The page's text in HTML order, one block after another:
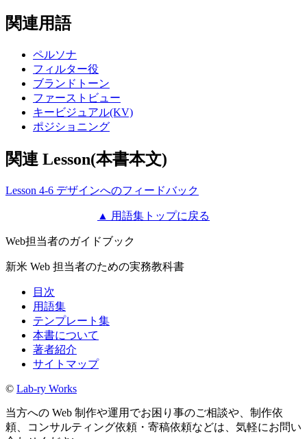
関連用語
ペルソナ
フィルター役
ブランドトーン
ファーストビュー
キービジュアル(KV)
ポジショニング
関連 Lesson(本書本文)
Lesson 4-6 デザインへのフィードバック
▲ 用語集トップに戻る
Web担当者のガイドブック
新米 Web 担当者のための実務教科書
目次
用語集
テンプレート集
本書について
著者紹介
サイトマップ
© Lab-ry Works
当方への Web 制作や運用でお困り事のご相談や、制作依
頼、コンサルティング依頼・寄稿依頼などは、気軽にお問い